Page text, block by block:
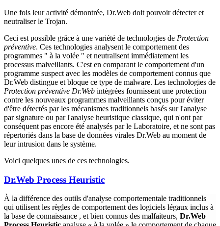
Une fois leur activité démontrée, Dr.Web doit pouvoir détecter et
neutraliser le Trojan.
Ceci est possible grâce à une variété de technologies de Protection
préventive. Ces technologies analysent le comportement des
programmes " à la volée " et neutralisent immédiatement les
processus malveillants. C'est en comparant le comportement d'un
programme suspect avec les modèles de comportement connus que
Dr.Web distingue et bloque ce type de malware. Les technologies de
Protection préventive Dr.Web intégrées fournissent une protection
contre les nouveaux programmes malveillants conçus pour éviter
d'être détectés par les mécanismes traditionnels basés sur l'analyse
par signature ou par l'analyse heuristique classique, qui n'ont par
conséquent pas encore été analysés par le Laboratoire, et ne sont pas
répertoriés dans la base de données virales Dr.Web au moment de
leur intrusion dans le système.
Voici quelques unes de ces technologies.
Dr.Web Process Heuristic
À la différence des outils d'analyse comportementale traditionnels
qui utilisent les règles de comportement des logiciels légaux inclus à
la base de connaissance , et bien connus des malfaiteurs, Dr.Web